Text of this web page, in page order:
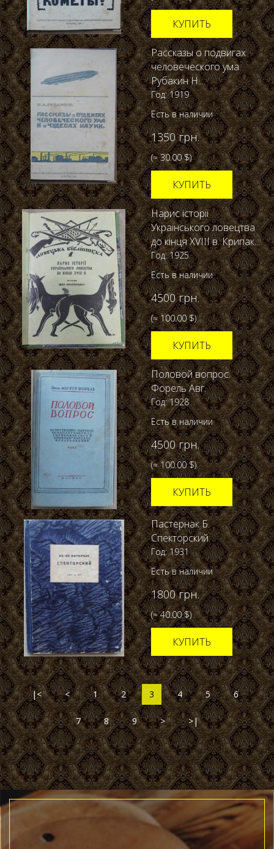
КУПИТЬ
Рассказы о подвигах
человеческого ума.
Рубакин Н....
Год: 1919
Есть в наличии
1350 грн.
(≈ 30.00 $)
КУПИТЬ
Нарис історії
Українського ловецтва
до кінця XVIII в. Крипак...
Год: 1925
Есть в наличии
4500 грн.
(≈ 100.00 $)
КУПИТЬ
Половой вопрос.
Форель Авг.
Год: 1928
Есть в наличии
4500 грн.
(≈ 100.00 $)
КУПИТЬ
Пастернак Б.
Спекторский.
Год: 1931
Есть в наличии
1800 грн.
(≈ 40.00 $)
КУПИТЬ
|< < 1 2 3 4 5 6
7 8 9 > >|